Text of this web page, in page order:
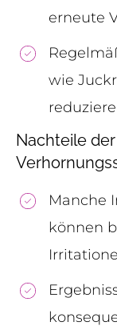
erneute
wie
Nachteile
Manche
können